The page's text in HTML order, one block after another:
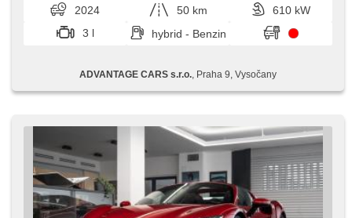
2024 50 km
610 kW
3 l
hybrid - Benzin
ADVANTAGE CARS s.r.o. , Praha 9, Vysočany